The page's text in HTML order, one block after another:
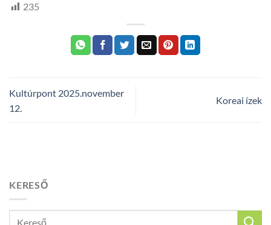
235
Kultúrpont 2025.november
12.
Koreai ízek
KERESŐ